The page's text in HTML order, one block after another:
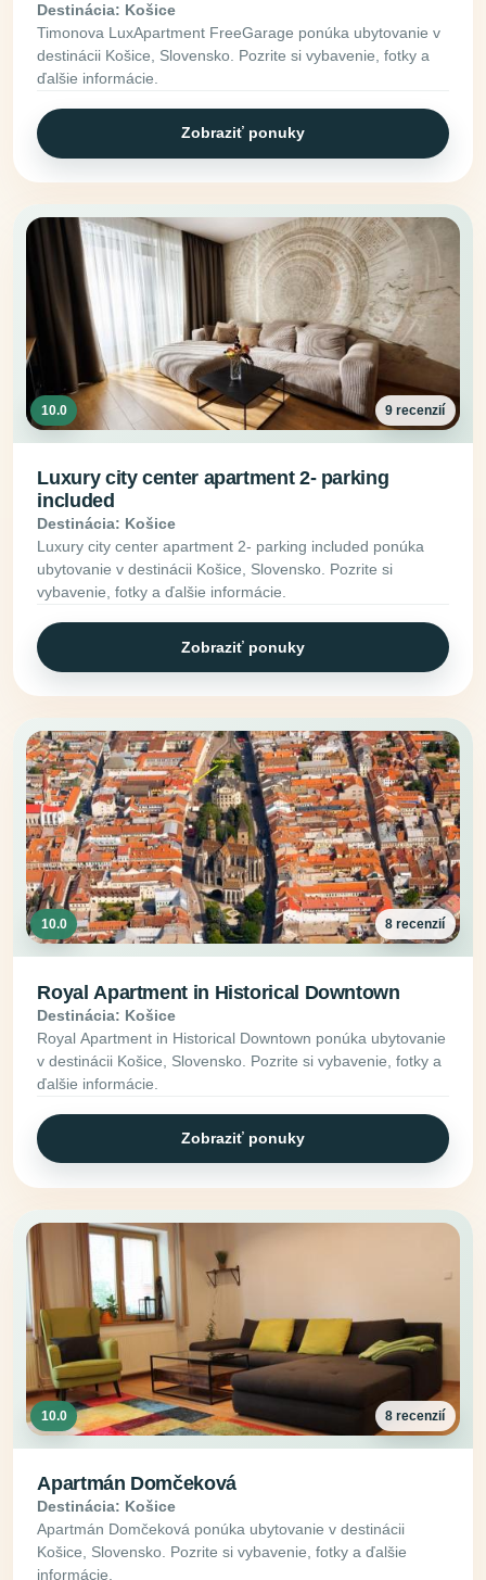
Destinácia: Košice
Timonova LuxApartment FreeGarage ponúka ubytovanie v
destinácii Košice, Slovensko. Pozrite si vybavenie, fotky a
ďalšie informácie.
Zobraziť ponuky
10.0 9 recenzií
Luxury city center apartment 2- parking
included
Destinácia: Košice
Luxury city center apartment 2- parking included ponúka
ubytovanie v destinácii Košice, Slovensko. Pozrite si
vybavenie, fotky a ďalšie informácie.
Zobraziť ponuky
10.0 8 recenzií
Royal Apartment in Historical Downtown
Destinácia: Košice
Royal Apartment in Historical Downtown ponúka ubytovanie
v destinácii Košice, Slovensko. Pozrite si vybavenie, fotky a
ďalšie informácie.
Zobraziť ponuky
10.0 8 recenzií
Apartmán Domčeková
Destinácia: Košice
Apartmán Domčeková ponúka ubytovanie v destinácii
Košice, Slovensko. Pozrite si vybavenie, fotky a ďalšie
informácie.